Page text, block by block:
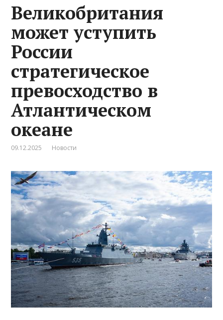
Великобритания
может уступить
России
стратегическое
превосходство в
Атлантическом
океане
09.12.2025 Новости